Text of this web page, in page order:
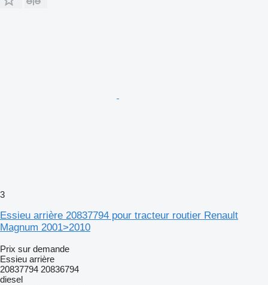
3
Essieu arrière 20837794 pour tracteur routier Renault
Magnum 2001>2010
Prix sur demande
Essieu arrière
20837794 20836794
diesel